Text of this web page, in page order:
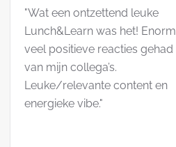
"Wat een ontzettend leuke
Lunch&Learn was het! Enorm
veel positieve reacties gehad
van mijn collega’s.
Leuke/relevante content en
energieke vibe."